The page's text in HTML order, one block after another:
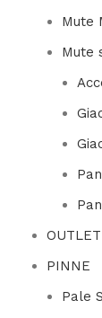
Mute
Mute
OUTLET
PINNE
Pale